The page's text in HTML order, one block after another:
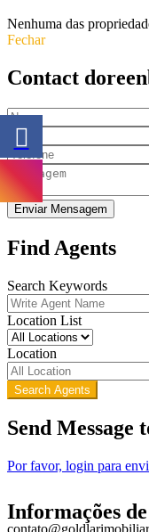
Nenhuma das
Fechar
Contact
Enviar Mensagem
Find Agents
Search Keywords
Location List
Location
Search Agents
Send Message
Por favor, login para
Informações